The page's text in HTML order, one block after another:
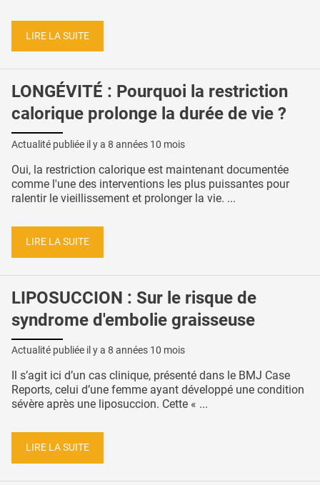
LIRE LA SUITE
LONGÉVITÉ : Pourquoi la restriction
calorique prolonge la durée de vie ?
Actualité publiée il y a 8 années 10 mois
Oui, la restriction calorique est maintenant documentée
comme l'une des interventions les plus puissantes pour
ralentir le vieillissement et prolonger la vie. ...
LIRE LA SUITE
LIPOSUCCION : Sur le risque de
syndrome d'embolie graisseuse
Actualité publiée il y a 8 années 10 mois
Il s’agit ici d’un cas clinique, présenté dans le BMJ Case
Reports, celui d’une femme ayant développé une condition
sévère après une liposuccion. Cette « ...
LIRE LA SUITE